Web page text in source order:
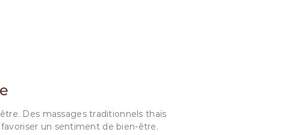
Des massages traditionnels thaïs
un sentiment de bien-être.